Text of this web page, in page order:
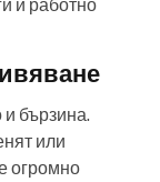
и работно
бързина.
или
огромно